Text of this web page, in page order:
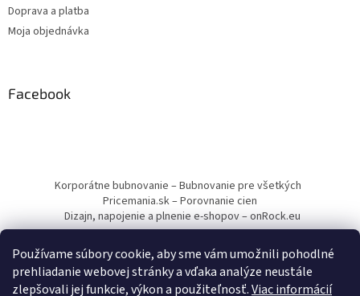
Používame súbory cookie, aby sme vám umožnili pohodlné
prehliadanie webovej stránky a vďaka analýze neustále
zlepšovali jej funkcie, výkon a použiteľnosť.Viac informácií
Doprava a platba
Moja objednávka
Facebook
Korporátne bubnovanie – Bubnovanie pre všetkých
Pricemania.sk – Porovnanie cien
Dizajn, napojenie a plnenie e-shopov – onRock.eu